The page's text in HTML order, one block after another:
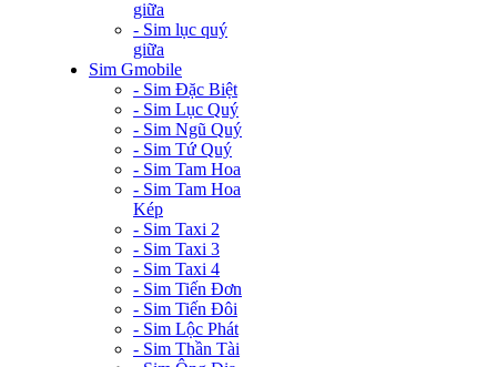
giữa
- Sim lục quý
giữa
Sim Gmobile
- Sim Đặc Biệt
- Sim Lục Quý
- Sim Ngũ Quý
- Sim Tứ Quý
- Sim Tam Hoa
- Sim Tam Hoa
Kép
- Sim Taxi 2
- Sim Taxi 3
- Sim Taxi 4
- Sim Tiến Đơn
- Sim Tiến Đôi
- Sim Lộc Phát
- Sim Thần Tài